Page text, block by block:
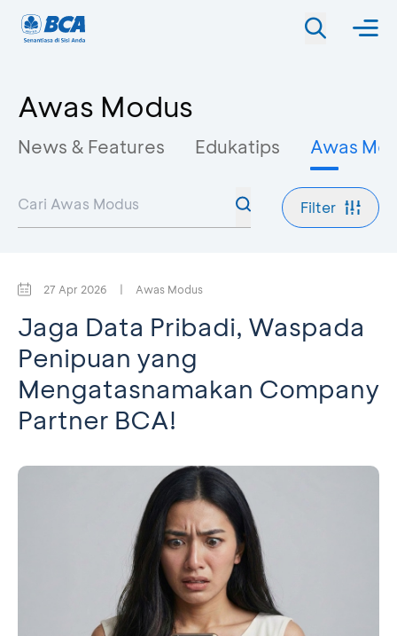
Awas Modus
News & Features Edukatips Awas
Filter
27 Apr 2026 | Awas Modus
Jaga Data Pribadi, Waspada
Penipuan yang
Mengatasnamakan Company
Partner BCA!